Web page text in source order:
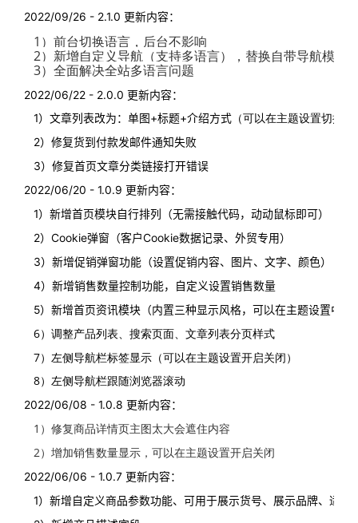
2022/09/26 - 2.1.0 更新内容：
1）前台切换语言，后台不影响
2）新增自定义导航（支持多语言），替换自带导航模块
3）全面解决全站多语言问题
2022/06/22 - 2.0.0 更新内容：
1）文章列表改为：单图+标题+介绍方式 （可以在主题设置切换
2）修复货到付款发邮件通知失败
3）修复首页文章分类链接打开错误
2022/06/20 - 1.0.9 更新内容：
1）新增首页模块自行排列（无需接触代码，动动鼠标即可）
2）Cookie弹窗（客户Cookie数据记录、外贸专用）
3）新增促销弹窗功能（设置促销内容、图片、文字、颜色）
4）新增销售数量控制功能，自定义设置销售数量
5）新增首页资讯模块（内置三种显示风格，可以在主题设置中切
6）调整产品列表、搜索页面、文章列表分页样式
7）左侧导航栏标签显示（可以在主题设置开启关闭）
8）左侧导航栏跟随浏览器滚动
2022/06/08 - 1.0.8 更新内容：
1）修复商品详情页主图太大会遮住内容
2）增加销售数量显示，可以在主题设置开启关闭
2022/06/06 - 1.0.7 更新内容：
1）新增自定义商品参数功能、可用于展示货号、展示品牌、适